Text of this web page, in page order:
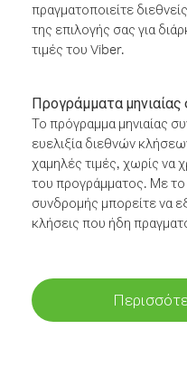
πραγματοποιείτε
της επιλογής σας για
τιμές του Viber.
Προγράμματα μηνιαίας
Το πρόγραμμα μηνιαίας
ευελιξία διεθνών
χαμηλές τιμές, χωρίς να
του προγράμματος. Με το
συνδρομής μπορείτε να
κλήσεις που ήδη